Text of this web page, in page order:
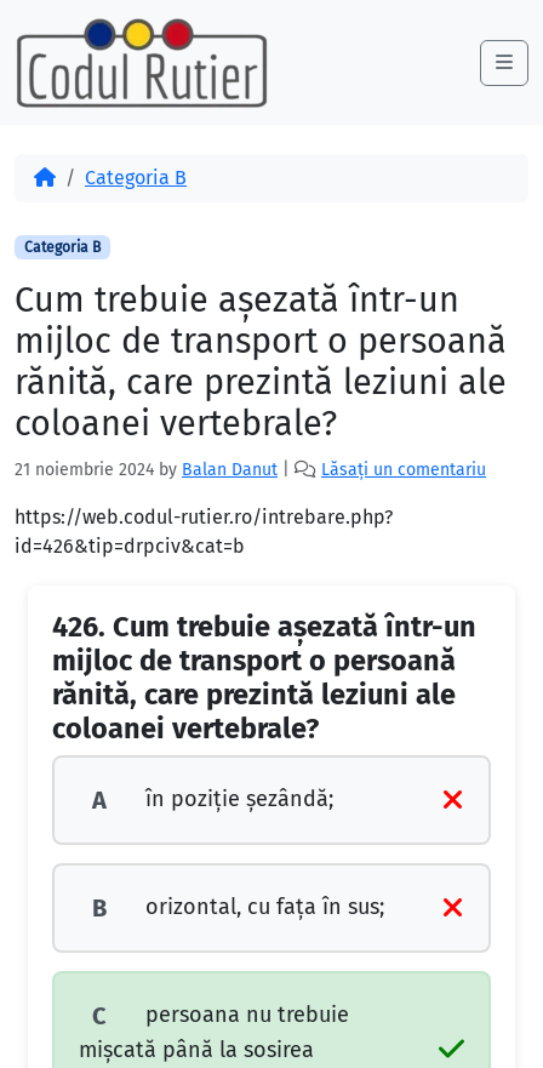
Skip to content
Skip to footer
AcasăCategoria B
Categoria B
Cum trebuie aşezată într-un
mijloc de transport o persoană
rănită, care prezintă leziuni ale
coloanei vertebrale?
21 noiembrie 2024 by Balan Danut Lăsați un comentariu
https://web.codul-rutier.ro/intrebare.php?
id=426&tip=drpciv&cat=b
426. Cum trebuie aşezată într-un
mijloc de transport o persoană
rănită, care prezintă leziuni ale
coloanei vertebrale?
A în poziţie şezândă;
B orizontal, cu faţa în sus;
C
persoana nu trebuie
mişcată până la sosirea